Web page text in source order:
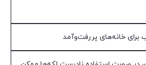
برای خانه‌های پررفت‌وآمد